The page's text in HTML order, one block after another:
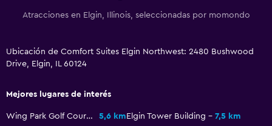
Limpieza diaria
Caja fuerte
Atracciones en Elgin, Illinois, seleccionadas por momondo
Ubicación de Comfort Suites Elgin Northwest: 2480 Bushwood
Drive, Elgin, IL 60124
Mejores lugares de interés
Wing Park Golf Course 5,6 kmElgin Tower Building
7,5 km